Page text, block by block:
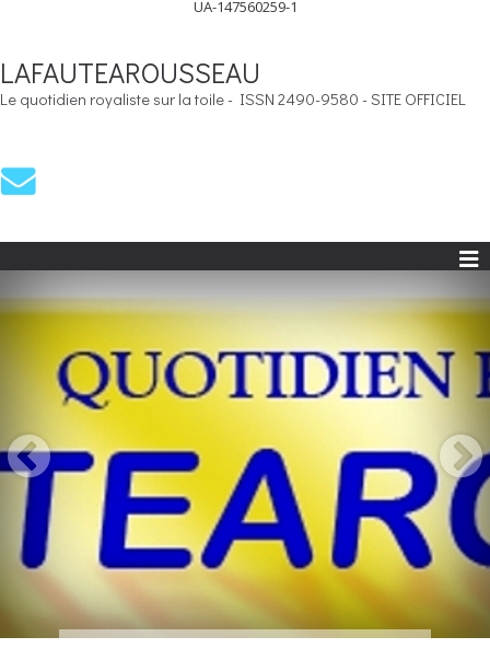
UA-147560259-1
LAFAUTEAROUSSEAU
Le quotidien royaliste sur la toile - ISSN 2490-9580 - SITE OFFICIEL